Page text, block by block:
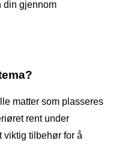
din gjennom
matter som plasseres
rent under
viktig tilbehør for å